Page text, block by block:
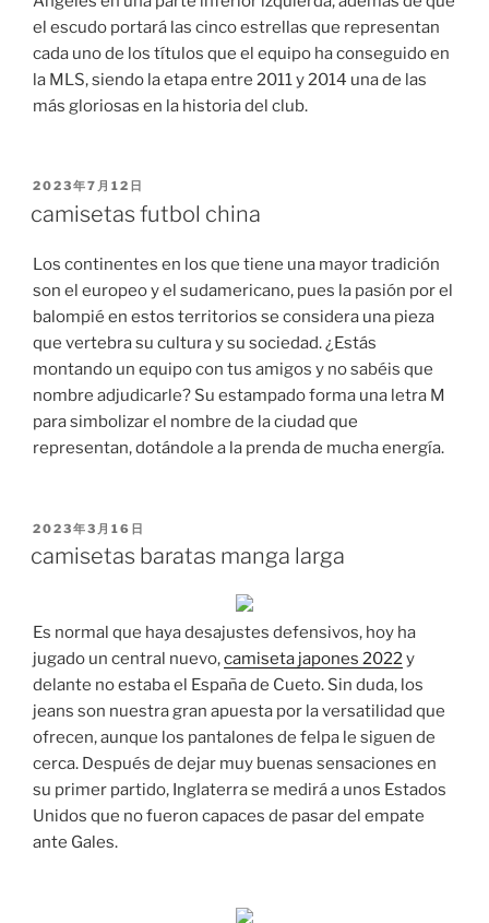
el escudo portará las cinco estrellas que representan
cada uno de los títulos que el equipo ha conseguido en
la MLS, siendo la etapa entre 2011 y 2014 una de las
más gloriosas en la historia del club.
PUBLICADO
2023年7月12日
camisetas futbol china
Los continentes en los que tiene una mayor tradición
son el europeo y el sudamericano, pues la pasión por el
balompié en estos territorios se considera una pieza
que vertebra su cultura y su sociedad. ¿Estás
montando un equipo con tus amigos y no sabéis que
nombre adjudicarle? Su estampado forma una letra M
para simbolizar el nombre de la ciudad que
representan, dotándole a la prenda de mucha energía.
PUBLICADO
2023年3月16日
camisetas baratas manga larga
Es normal que haya desajustes defensivos, hoy ha
jugado un central nuevo,camiseta japones 2022y
delante no estaba el España de Cueto. Sin duda, los
jeans son nuestra gran apuesta por la versatilidad que
ofrecen, aunque los pantalones de felpa le siguen de
cerca. Después de dejar muy buenas sensaciones en
su primer partido, Inglaterra se medirá a unos Estados
Unidos que no fueron capaces de pasar del empate
ante Gales.